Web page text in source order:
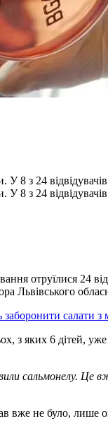
У 8 з 24
У 8 з 24
отруїлися 24
Львівського
салати з
з яких 6 дітей,
сальмонелу. Це
вже не було,